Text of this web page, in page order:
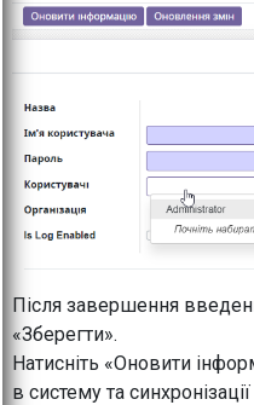
Після завершення
«Зберегти».
Натисніть «Оновити
в систему та